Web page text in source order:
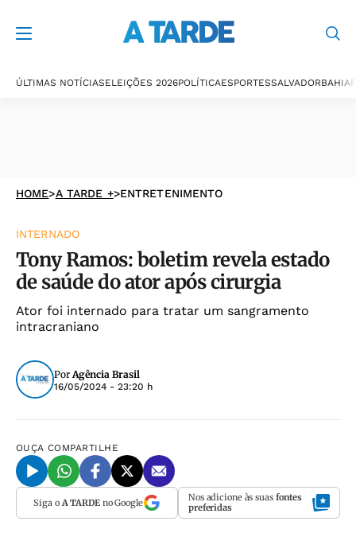
ÚLTIMAS NOTÍCIASELEIÇÕES 2026POLÍTICAESPORTESSALVADORBAHIA
HOME>A TARDE +>ENTRETENIMENTO
INTERNADO
Tony Ramos: boletim revela estado
de saúde do ator após cirurgia
Ator foi internado para tratar um sangramento
intracraniano
PorAgência Brasil
16/05/2024 - 23:20 h
OUÇA COMPARTILHE
Siga o A TARDEno Google Nos adicione às suas fontes
preferidas